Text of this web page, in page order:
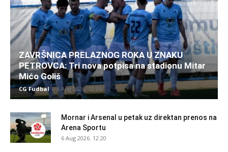
ZAVRŠNICA PRELAZNOG ROKA U ZNAKU
PETROVCA: Tri nova potpisa na stadionu Mitar
Mićo Goliš
CG Fudbal - 6 Aug 2026. 12:26
Mornar i Arsenal u petak uz direktan prenos na
Arena Sportu
6 Aug 2026. 12:20